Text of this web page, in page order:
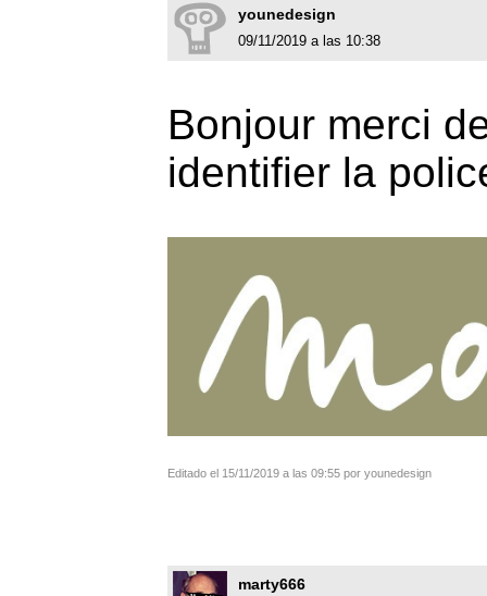
younedesign
09/11/2019 a las 10:38
Bonjour merci
identifier la
Editado el 15/11/2019 a las 09:55 por younedesign
marty666